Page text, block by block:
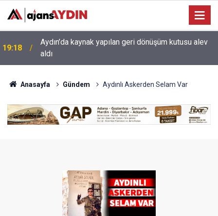
17:34 Aydın’da otomobil karşı şeritteki araca çarptı
Anasayfa Gündem Aydınlı Askerden Selam Var